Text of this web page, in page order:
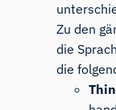
Zu den
die
die